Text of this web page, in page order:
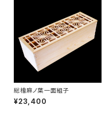
総檜麻ノ葉一面組子
¥23,400